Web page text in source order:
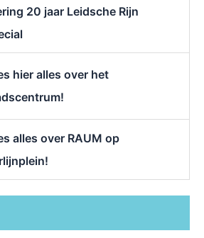
20 jaar Leidsche Rijn
hier alles over het
alles over RAUM op